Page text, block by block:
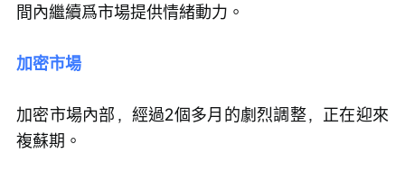
間內繼續爲市場提供情緒動力。
加密市場
加密市場內部，經過2個多月的劇烈調整，正在迎來
複蘇期。